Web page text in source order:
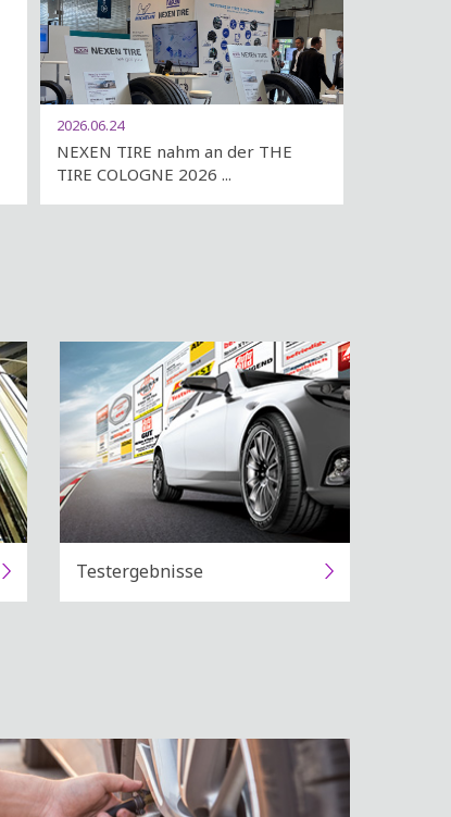
2026.06.24
NEXEN TIRE nahm an der THE
TIRE COLOGNE 2026 ...
Testergebnisse